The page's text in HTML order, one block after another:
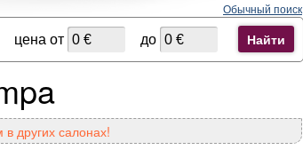
Обычный поиск
цена от до Найти
других салонах!